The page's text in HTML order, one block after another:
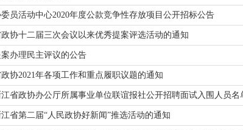
员活动中心2020年度公款竞争性存放项目公开招标公告
协十二届三次会议以来优秀提案评选活动的通知
办理民主评议的公告
协2021年各项工作和重点履职议题的通知
省政协办公厅所属事业单位联谊报社公开招聘面试入围人员
省第二届“人民政协好新闻”推选活动的通知